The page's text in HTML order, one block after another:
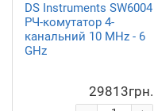
DS Instruments SW6004
РЧ-комутатор 4-
канальний 10 MHz - 6
GHz
29813грн.